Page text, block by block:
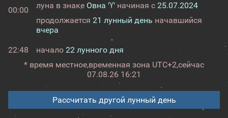
00:00
луна в знаке Овна ♈ начиная с 25.07.2024
продолжается 21 лунный день начавшийся
вчера
22:48 начало 22 лунного дня
* время местное,временная зона UTC+2,сейчас
07.08.26 16:21
Рассчитать другой лунный день